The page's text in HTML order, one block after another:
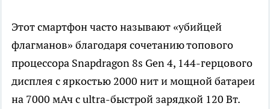
Этот смартфон часто называют «убийцей
флагманов» благодаря сочетанию топового
процессора Snapdragon 8s Gen 4, 144-герцового
дисплея с яркостью 2000 нит и мощной батареи
на 7000 мАч с ultra-быстрой зарядкой 120 Вт.